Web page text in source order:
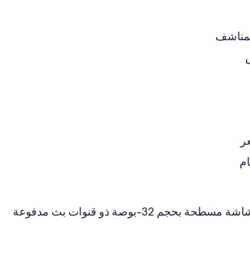
تلفزيون بشاشة مسطحة بحجم 32-بوصة ذو قنوات بث مدفوعة